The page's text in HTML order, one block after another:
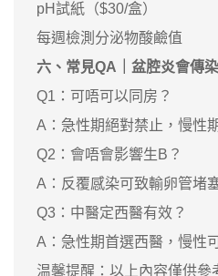
pH試紙（$30/盒）
每週檢測分泌物酸鹼值
六、常見QA｜盆腔炎會傳
Q1：可唔可以同房？
A：急性期絕對禁止，慢性
Q2：會唔會影響生B？
A：反覆感染可致輸卵管堵
Q3：中醫定西醫有效？
A：急性期首選西醫，慢性
温馨提醒：以上內容僅供參